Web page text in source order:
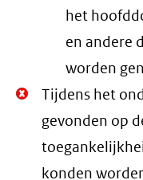
het
en andere
worden
Niet
Oké.
Tijdens het
gevonden op
konden